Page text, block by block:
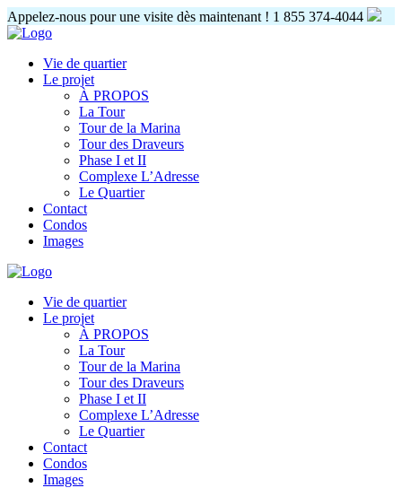
Appelez-nous pour une visite dès maintenant ! 1 855 374-4044
Vie de quartier
Le projet
À PROPOS
La Tour
Tour de la Marina
Tour des Draveurs
Phase I et II
Complexe L’Adresse
Le Quartier
Contact
Condos
Images
Vie de quartier
Le projet
À PROPOS
La Tour
Tour de la Marina
Tour des Draveurs
Phase I et II
Complexe L’Adresse
Le Quartier
Contact
Condos
Images